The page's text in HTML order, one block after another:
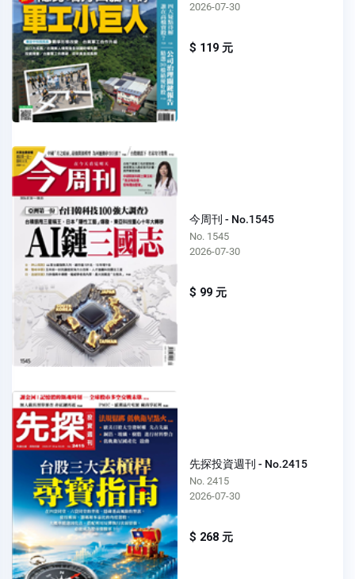
2026-07-30
$ 119 元
今周刊 - No.1545
No. 1545
2026-07-30
$ 99 元
先探投資週刊 - No.2415
No. 2415
2026-07-30
$ 268 元